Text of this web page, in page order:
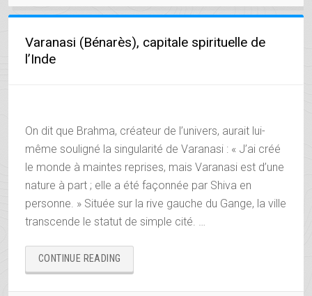
BHOJPUR »
Varanasi (Bénarès), capitale spirituelle de
l’Inde
On dit que Brahma, créateur de l’univers, aurait lui-
même souligné la singularité de Varanasi : « J’ai créé
le monde à maintes reprises, mais Varanasi est d’une
nature à part ; elle a été façonnée par Shiva en
personne. » Située sur la rive gauche du Gange, la ville
transcende le statut de simple cité. …
CONTINUE READING
(BÉNARÈS),